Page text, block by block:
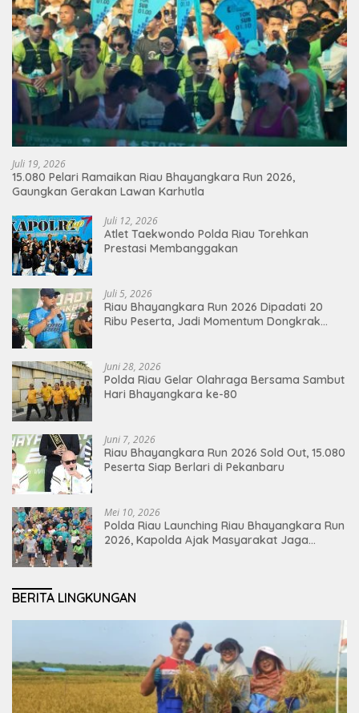
Juli 19, 2026
15.080 Pelari Ramaikan Riau Bhayangkara Run 2026,
Gaungkan Gerakan Lawan Karhutla
Juli 12, 2026
Atlet Taekwondo Polda Riau Torehkan
Prestasi Membanggakan
Juli 5, 2026
Riau Bhayangkara Run 2026 Dipadati 20
Ribu Peserta, Jadi Momentum Dongkrak
Juni 28, 2026
Polda Riau Gelar Olahraga Bersama Sambut
Hari Bhayangkara ke-80
Juni 7, 2026
Riau Bhayangkara Run 2026 Sold Out, 15.080
Peserta Siap Berlari di Pekanbaru
Mei 10, 2026
Polda Riau Launching Riau Bhayangkara Run
2026, Kapolda Ajak Masyarakat Jaga
BERITA LINGKUNGAN